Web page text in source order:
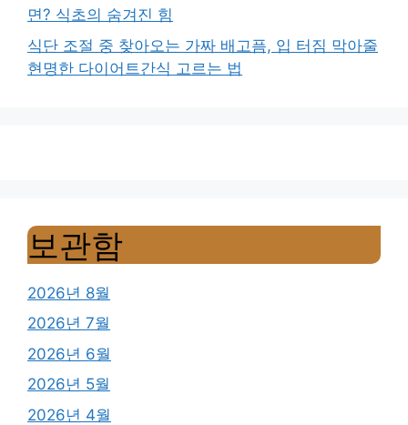
면? 식초의 숨겨진 힘
식단 조절 중 찾아오는 가짜 배고픔, 입 터짐 막아줄
현명한 다이어트간식 고르는 법
보관함
2026년 8월
2026년 7월
2026년 6월
2026년 5월
2026년 4월